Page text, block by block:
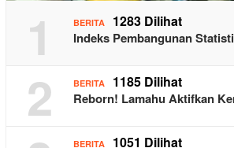
1 BERITA 1283 Dilihat
Indeks Pembangunan
2 BERITA 1185 Dilihat
Reborn! Lamahu Aktifkan
BERITA 1051 Dilihat